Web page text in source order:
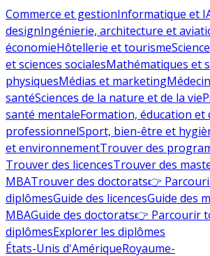
Commerce et gestionInformatique et
designIngénierie, architecture et
économieHôtellerie et tourisme
et sciences socialesMathématiques et
physiquesMédias et marketing
santéSciences de la nature et de la vie
santé mentaleFormation, éducation et
professionnelSport, bien-être et
et environnementTrouver des
Trouver des licencesTrouver des
MBATrouver des doctorats👉
diplômesGuide des licencesGuide des
MBAGuide des doctorats👉 Parcourir
diplômesExplorer les diplômes
États-Unis d'AmériqueRoyaume-